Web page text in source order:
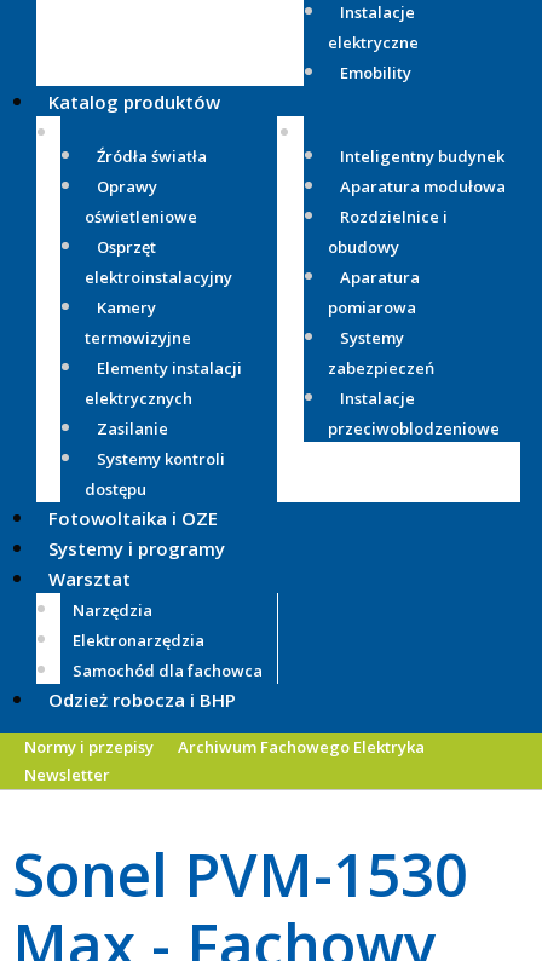
Instalacje
elektryczne
Emobility
Katalog produktów
Źródła światła
Oprawy
oświetleniowe
Osprzęt
elektroinstalacyjny
Kamery
termowizyjne
Elementy instalacji
elektrycznych
Zasilanie
Systemy kontroli
dostępu
Inteligentny budynek
Aparatura modułowa
Rozdzielnice i
obudowy
Aparatura
pomiarowa
Systemy
zabezpieczeń
Instalacje
przeciwoblodzeniowe
Fotowoltaika i OZE
Systemy i programy
Warsztat
Narzędzia
Elektronarzędzia
Samochód dla fachowca
Odzież robocza i BHP
Normy i przepisy
Archiwum Fachowego Elektryka
Newsletter
Sonel PVM-1530
Max - Fachowy